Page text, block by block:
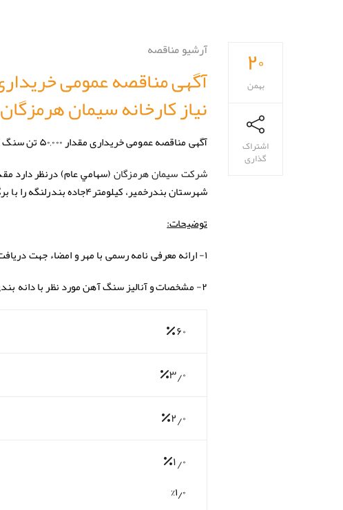
۲۰
بهمن
اشتراک
گذاری
آرشیو مناقصه
نياز كارخانه سیمان هرمزگان
آگهی مناقصه عمومی خریداری مقدار ۵۰,۰۰۰ تن سنگ آهن هماتيت مورد نياز كارخانه سیمان هرمزگان منتشر شد.
شرکت سيمان هرمزگان(سهامي عام)
شهرستان بندرخمیر، کیلومتر۴جاده بندرلنگه را با برگزاري مناقصه عمومي از طريق تأمین کنندگان واجد شرايط خریداری نمايد.
توضیحات:
۱- ارائه معرفی نامه رسمی با مهر و امضاء جهت دریافت اسناد مناقصه الزامی می باشد.
۲- مشخصات و آناليز سنگ آهن مورد نظر با دانه بندی بین ۶۰۰-۴۰ میلی متر به شرح ذيل می باشد:
%۶۰
%۳٫۰
%۲٫۰
%۱٫۰
%۱٫۰